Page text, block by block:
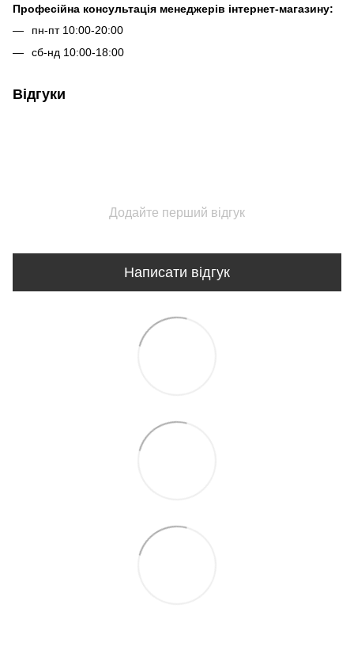
Професійна консультація менеджерів інтернет-магазину:
пн-пт 10:00-20:00
сб-нд 10:00-18:00
Відгуки
Додайте перший відгук
Написати відгук